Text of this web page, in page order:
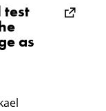
test
as